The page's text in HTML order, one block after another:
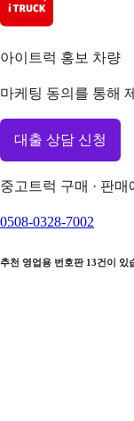
아이트럭 홍보 차량
마케팅 동의를 통해
대출 상담 신청
중고트럭 구매 · 판
0508-0328-7002
추천 영업용 번호판 13건이 있